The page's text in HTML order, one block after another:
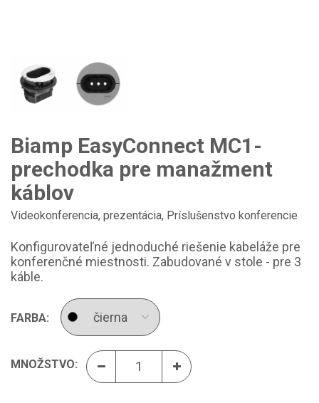
Biamp EasyConnect MC1-
prechodka pre manažment
káblov
Videokonferencia, prezentácia, Príslušenstvo konferencie
Konfigurovateľné jednoduché riešenie kabeláže pre
konferenčné miestnosti. Zabudované v stole - pre 3
káble.
FARBA:
MNOŽSTVO: